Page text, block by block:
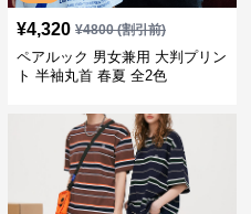
¥4,320 ¥4800(割引前)
ペアルック 男女兼用 大判プリン
ト 半袖丸首 春夏 全2色